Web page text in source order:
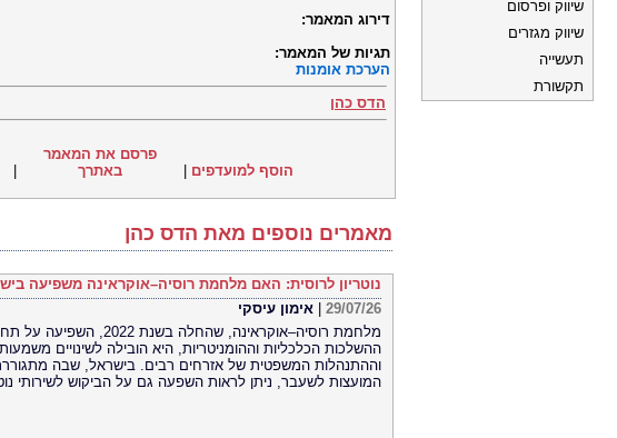
דירוג המאמר:
תגיות של המאמר:
הערכת אומנות
הדס כהן
הוסף למועדפים |
פרסם את המאמר
באתרך
|
מאמרים נוספים מאת הדס כהן
נוטריון לרוסית: האם מלחמת רוסיה–אוקראינה משפיעה
29/07/26
אימון עיסקי
מלחמת רוסיה–אוקראינה,
ההשלכות הכלכליות וההומניטריות, היא הובילה לשינויים
וההתנהלות המשפטית של אזרחים רבים. בישראל, שבה מתגוררת
המועצות לשעבר, ניתן לראות השפעה גם על הביקוש לשירותי
שיווק ופרסום
שיווק מגזרים
תעשייה
תקשורת